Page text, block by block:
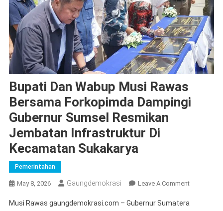
Bupati Dan Wabup Musi Rawas
Bersama Forkopimda Dampingi
Gubernur Sumsel Resmikan
Jembatan Infrastruktur Di
Kecamatan Sukakarya
Pemerintahan
May 8, 2026 Gaungdemokrasi Leave A CommentOn
Dan
Musi Rawas gaungdemokrasi.com – Gubernur Sumatera